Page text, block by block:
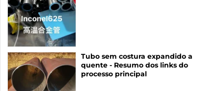
Tubo sem costura expandido a
quente - Resumo dos links do
processo principal